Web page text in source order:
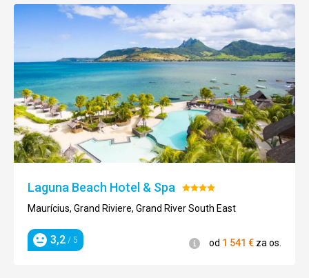
Laguna Beach Hotel & Spa Hodnotenie:
4/5
Maurícius, Grand Riviere, Grand River South East
Hodnotenie
3,2 / 5 Informácie
od 1 541 € za os.